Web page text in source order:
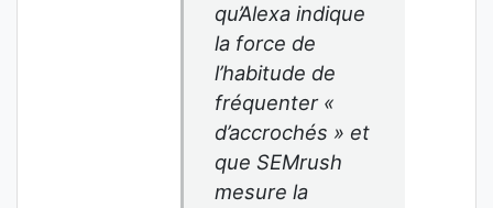
qu’Alexa indique
la force de
l’habitude de
fréquenter «
d’accrochés » et
que SEMrush
mesure la